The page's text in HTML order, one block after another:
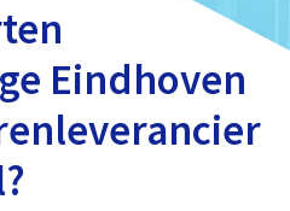
Eindhoven